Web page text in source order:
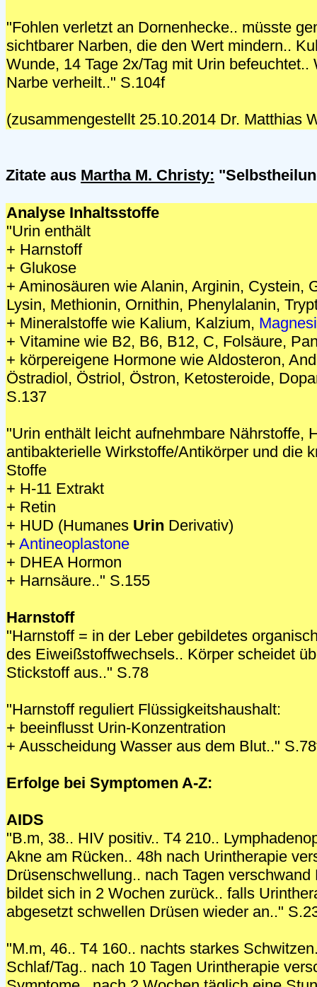
"Fohlen verletzt an Dornenhecke.. müsste
sichtbarer Narben, die den Wert mindern..
Wunde, 14 Tage 2x/Tag mit Urin befeuchtet..
Narbe verheilt.." S.104f
(zusammengestellt 25.10.2014 Dr. Matthias
Zitate aus Martha M. Christy:
Analyse Inhaltsstoffe
"Urin enthält
+ Harnstoff
+ Glukose
+ Aminosäuren wie Alanin, Arginin, Cystein,
Lysin, Methionin, Ornithin, Phenylalanin,
+ Mineralstoffe wie Kalium, Kalzium,
+ Vitamine wie B2, B6, B12, C, Folsäure,
+ körpereigene Hormone wie Aldosteron,
Östradiol, Östriol, Östron, Ketosteroide,
S.137
"Urin enthält leicht aufnehmbare Nährstoffe,
antibakterielle Wirkstoffe/Antikörper und die
Stoffe
+ H-11 Extrakt
+ Retin
+ HUD (Humanes Urin Derivativ)
+ Antineoplastone
+ DHEA Hormon
+ Harnsäure.." S.155
Harnstoff
"Harnstoff = in der Leber gebildetes
des Eiweißstoffwechsels.. Körper scheidet
Stickstoff aus.." S.78
"Harnstoff reguliert Flüssigkeitshaushalt:
+ beeinflusst Urin-Konzentration
+ Ausscheidung Wasser aus dem Blut.."
Erfolge bei Symptomen A-Z:
AIDS
"B.m, 38.. HIV positiv.. T4 210..
Akne am Rücken.. 48h nach Urintherapie
Drüsenschwellung.. nach Tagen verschwand
bildet sich in 2 Wochen zurück.. falls
abgesetzt schwellen Drüsen wieder an.."
"M.m, 46.. T4 160.. nachts starkes
Schlaf/Tag.. nach 10 Tagen Urintherapie